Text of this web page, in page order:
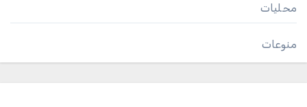
محليات
منوعات